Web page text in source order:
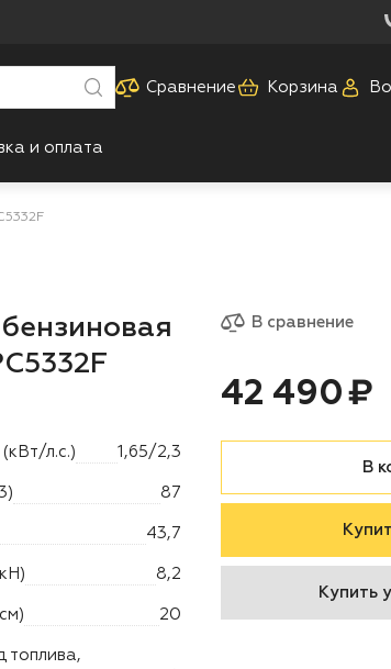
Сравнение Корзина
и оплата
В
Купить
л.с.) 1,65/2,3
87
43,7
8,2
20
топлива,
В сравнение
Цена:
42 490 ₽